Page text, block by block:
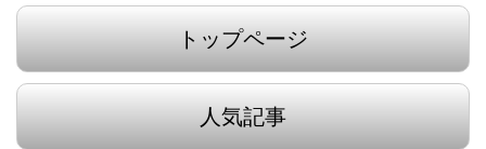
トップページ
人気記事